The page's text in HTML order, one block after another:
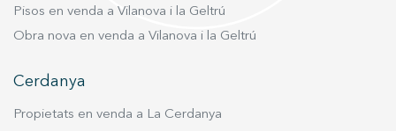
Pisos en venda a Vilanova i la Geltrú
Obra nova en venda a Vilanova i la Geltrú
Cerdanya
Propietats en venda a La Cerdanya